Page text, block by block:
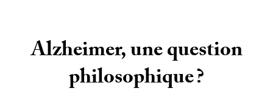
Alzheimer, une question
philosophique?